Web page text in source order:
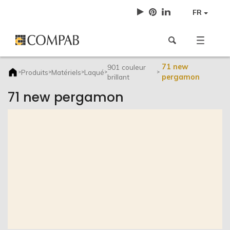
FR
>Produits>Matériels>Laqué>
901 couleur
brillant
>
71 new
pergamon
71 new pergamon